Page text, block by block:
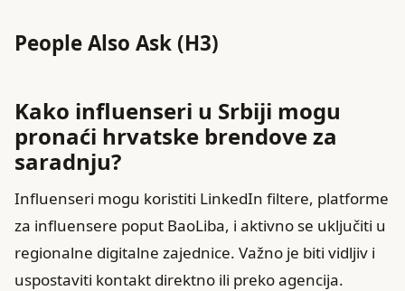
People Also Ask (H3)
Kako influenseri u Srbiji mogu
pronaći hrvatske brendove za
saradnju?
Influenseri mogu koristiti LinkedIn filtere, platforme
za influensere poput BaoLiba, i aktivno se uključiti u
regionalne digitalne zajednice. Važno je biti vidljiv i
uspostaviti kontakt direktno ili preko agencija.